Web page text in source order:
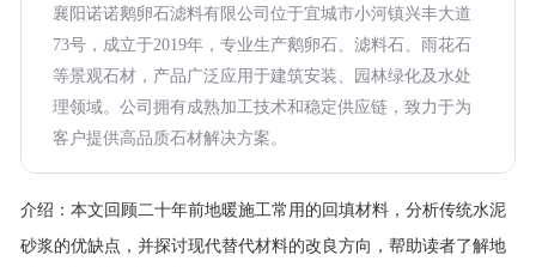
襄阳诺诺鹅卵石滤料有限公司位于宜城市小河镇兴丰大道
73号，成立于2019年，专业生产鹅卵石、滤料石、雨花石
等景观石材，产品广泛应用于建筑安装、园林绿化及水处
理领域。公司拥有成熟加工技术和稳定供应链，致力于为
客户提供高品质石材解决方案。
介绍： 本文回顾二十年前地暖施工常用的回填材料，分析传统水泥
砂浆的优缺点，并探讨现代替代材料的改良方向，帮助读者了解地